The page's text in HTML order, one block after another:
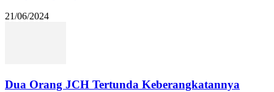
21/06/2024
Dua Orang JCH Tertunda Keberangkatannya